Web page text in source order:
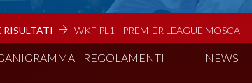
RISULTATI WKF PL1 - PREMIER LEAGUE MOSCA
REGOLAMENTI NEWS